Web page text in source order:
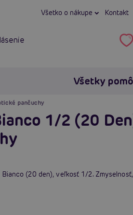
Všetko o nákupe Kontakt
Všetky
pančuchy
1/2 (20
(20 den), veľkosť 1/2.